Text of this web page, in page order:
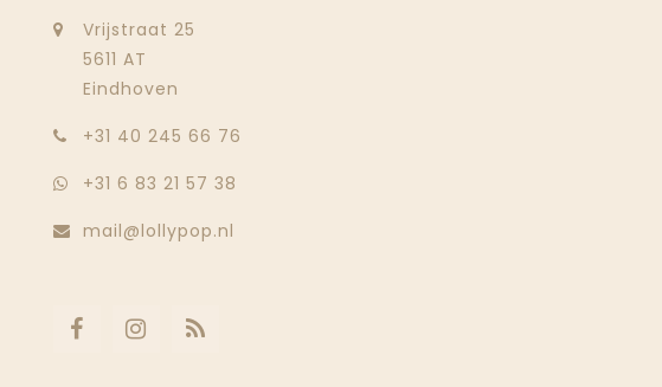
Vrijstraat 25
5611 AT
Eindhoven
‭+31 40 245 66 76
+31 6 83 21 57 38
mail@lollypop.nl